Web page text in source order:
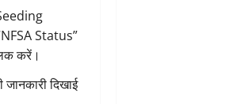
Status”
करें।
दिखाई